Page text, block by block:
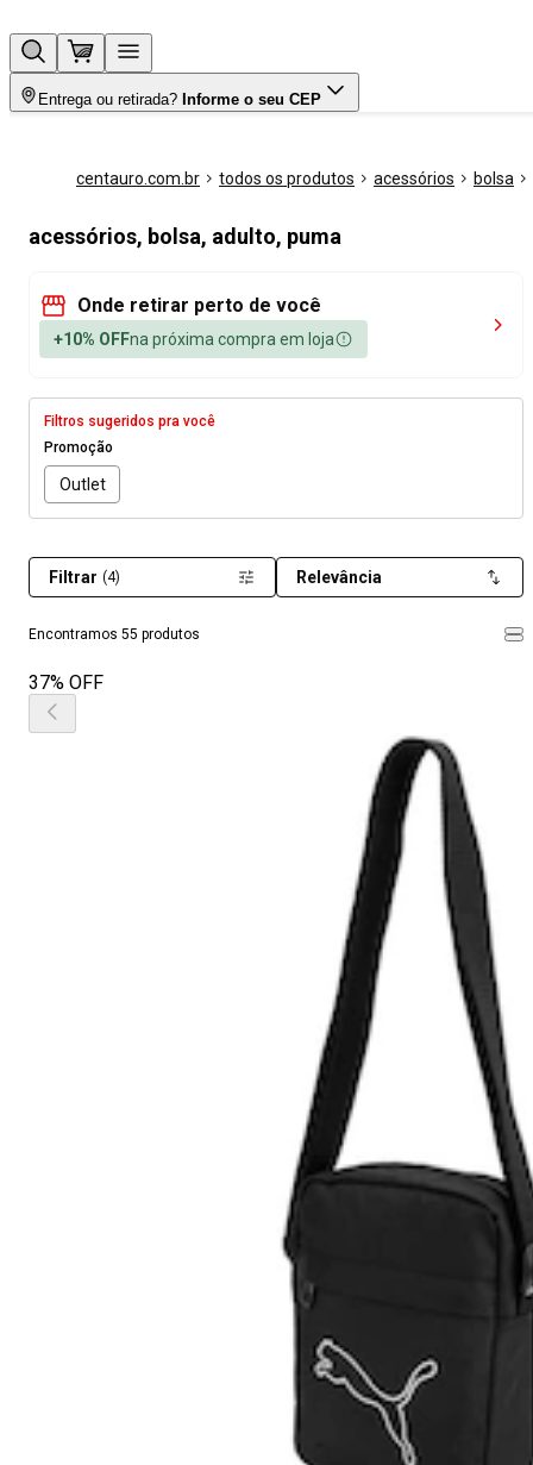
Entrega ou retirada? Informe o seu CEP
centauro.com.br todos os produtos acessórios bolsa
acessórios, bolsa, adulto, puma
Onde retirar perto de você
+10% OFFna próxima compra em loja
Filtros sugeridos pra você
Promoção
Outlet
Encontramos 55 produtos
Filtrar (4) Relevância
37% OFF